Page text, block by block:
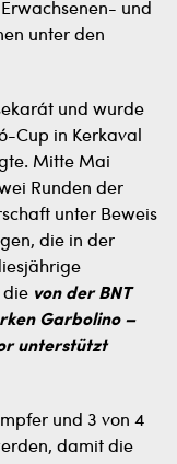
und
unter den
und wurde
Cup in Kerkaval
Mitte Mai
Runden der
unter Beweis
die in der
die von der BNT
Garbolino –
unterstützt
und 3 von 4
damit die